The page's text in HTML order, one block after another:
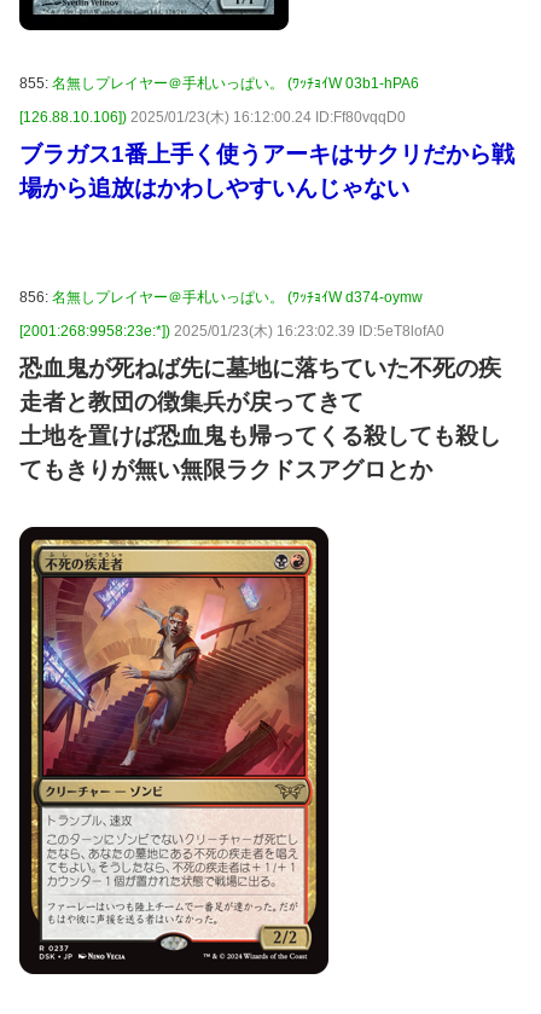
855: 名無しプレイヤー＠手札いっぱい。 (ﾜｯﾁｮｲW 03b1-hPA6
[126.88.10.106]) 2025/01/23(木) 16:12:00.24 ID:Ff80vqqD0
ブラガス1番上手く使うアーキはサクリだから戦
場から追放はかわしやすいんじゃない
856: 名無しプレイヤー＠手札いっぱい。 (ﾜｯﾁｮｲW d374-oymw
[2001:268:9958:23e:*]) 2025/01/23(木) 16:23:02.39 ID:5eT8lofA0
恐血鬼が死ねば先に墓地に落ちていた不死の疾
走者と教団の徴集兵が戻ってきて
土地を置けば恐血鬼も帰ってくる殺しても殺し
てもきりが無い無限ラクドスアグロとか